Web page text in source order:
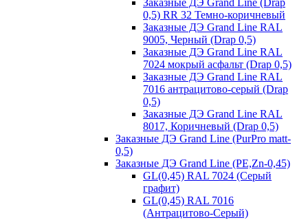
0,5) RR 32 Темно-коричневый
Заказные ДЭ Grand Line RAL
9005, Черный (Drap 0,5)
Заказные ДЭ Grand Line RAL
7024 мокрый асфальт (Drap 0,5)
Заказные ДЭ Grand Line RAL
7016 антрацитово-серый (Drap
0,5)
Заказные ДЭ Grand Line RAL
8017, Коричневый (Drap 0,5)
Заказные ДЭ Grand Line (PurPro matt-
0,5)
Заказные ДЭ Grand Line (PE,Zn-0,45)
GL(0,45) RAL 7024 (Серый
графит)
GL(0,45) RAL 7016
(Антрацитово-Серый)